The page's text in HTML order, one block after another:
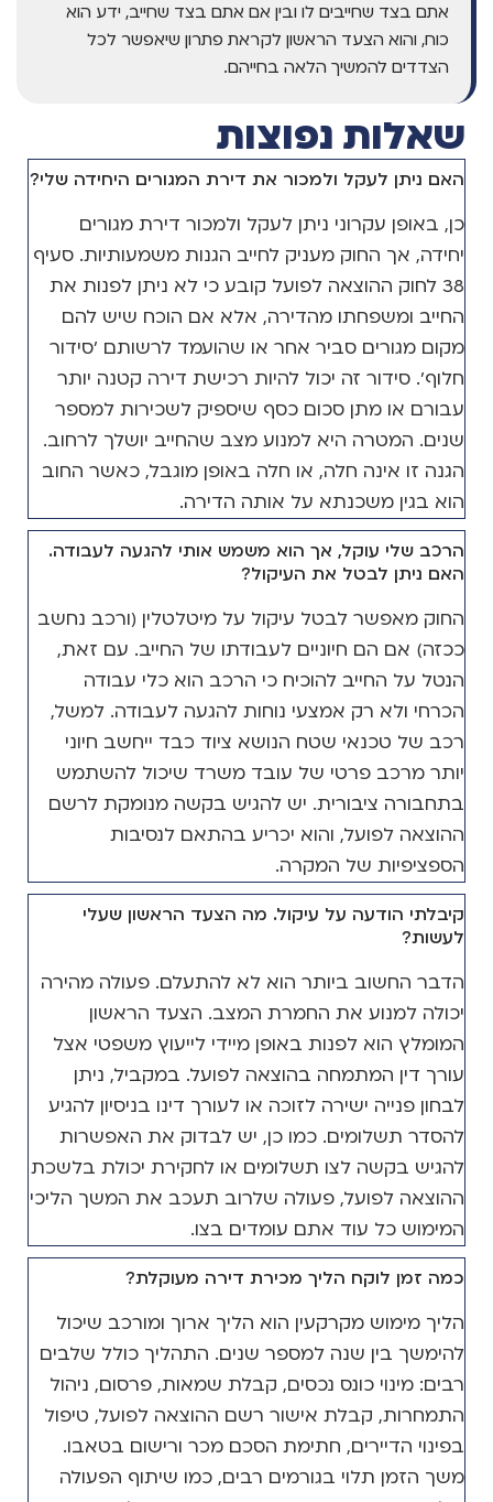
אתם בצד שחייבים לו ובין אם אתם בצד שחייב, ידע הוא
כוח, והוא הצעד הראשון לקראת פתרון שיאפשר לכל
הצדדים להמשיך הלאה בחייהם.
שאלות נפוצות
האם ניתן לעקל ולמכור את דירת המגורים היחידה שלי?
כן, באופן עקרוני ניתן לעקל ולמכור דירת מגורים
יחידה, אך החוק מעניק לחייב הגנות משמעותיות. סעיף
38 לחוק ההוצאה לפועל קובע כי לא ניתן לפנות את
החייב ומשפחתו מהדירה, אלא אם הוכח שיש להם
מקום מגורים סביר אחר או שהועמד לרשותם 'סידור
חלוף'. סידור זה יכול להיות רכישת דירה קטנה יותר
עבורם או מתן סכום כסף שיספיק לשכירות למספר
שנים. המטרה היא למנוע מצב שהחייב יושלך לרחוב.
הגנה זו אינה חלה, או חלה באופן מוגבל, כאשר החוב
הוא בגין משכנתא על אותה הדירה.
הרכב שלי עוקל, אך הוא משמש אותי להגעה לעבודה.
האם ניתן לבטל את העיקול?
החוק מאפשר לבטל עיקול על מיטלטלין (ורכב נחשב
ככזה) אם הם חיוניים לעבודתו של החייב. עם זאת,
הנטל על החייב להוכיח כי הרכב הוא כלי עבודה
הכרחי ולא רק אמצעי נוחות להגעה לעבודה. למשל,
רכב של טכנאי שטח הנושא ציוד כבד ייחשב חיוני
יותר מרכב פרטי של עובד משרד שיכול להשתמש
בתחבורה ציבורית. יש להגיש בקשה מנומקת לרשם
ההוצאה לפועל, והוא יכריע בהתאם לנסיבות
הספציפיות של המקרה.
קיבלתי הודעה על עיקול. מה הצעד הראשון שעלי
לעשות?
הדבר החשוב ביותר הוא לא להתעלם. פעולה מהירה
יכולה למנוע את החמרת המצב. הצעד הראשון
המומלץ הוא לפנות באופן מיידי לייעוץ משפטי אצל
עורך דין המתמחה בהוצאה לפועל. במקביל, ניתן
לבחון פנייה ישירה לזוכה או לעורך דינו בניסיון להגיע
להסדר תשלומים. כמו כן, יש לבדוק את האפשרות
להגיש בקשה לצו תשלומים או לחקירת יכולת בלשכת
ההוצאה לפועל, פעולה שלרוב תעכב את המשך הליכי
המימוש כל עוד אתם עומדים בצו.
כמה זמן לוקח הליך מכירת דירה מעוקלת?
הליך מימוש מקרקעין הוא הליך ארוך ומורכב שיכול
להימשך בין שנה למספר שנים. התהליך כולל שלבים
רבים: מינוי כונס נכסים, קבלת שמאות, פרסום, ניהול
התמחרות, קבלת אישור רשם ההוצאה לפועל, טיפול
בפינוי הדיירים, חתימת הסכם מכר ורישום בטאבו.
משך הזמן תלוי בגורמים רבים, כמו שיתוף הפעולה